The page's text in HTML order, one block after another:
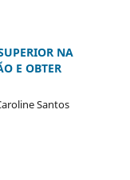
NA
E OBTER
Santos